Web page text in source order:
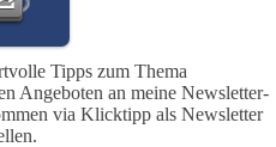
Tipps zum Thema
Angeboten an meine Newsletter-
via Klicktipp als Newsletter